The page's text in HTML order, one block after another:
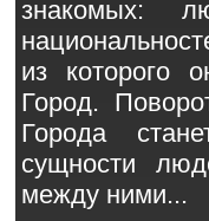
знакомых:
из которого
Город.
Города
сущности
между ними...